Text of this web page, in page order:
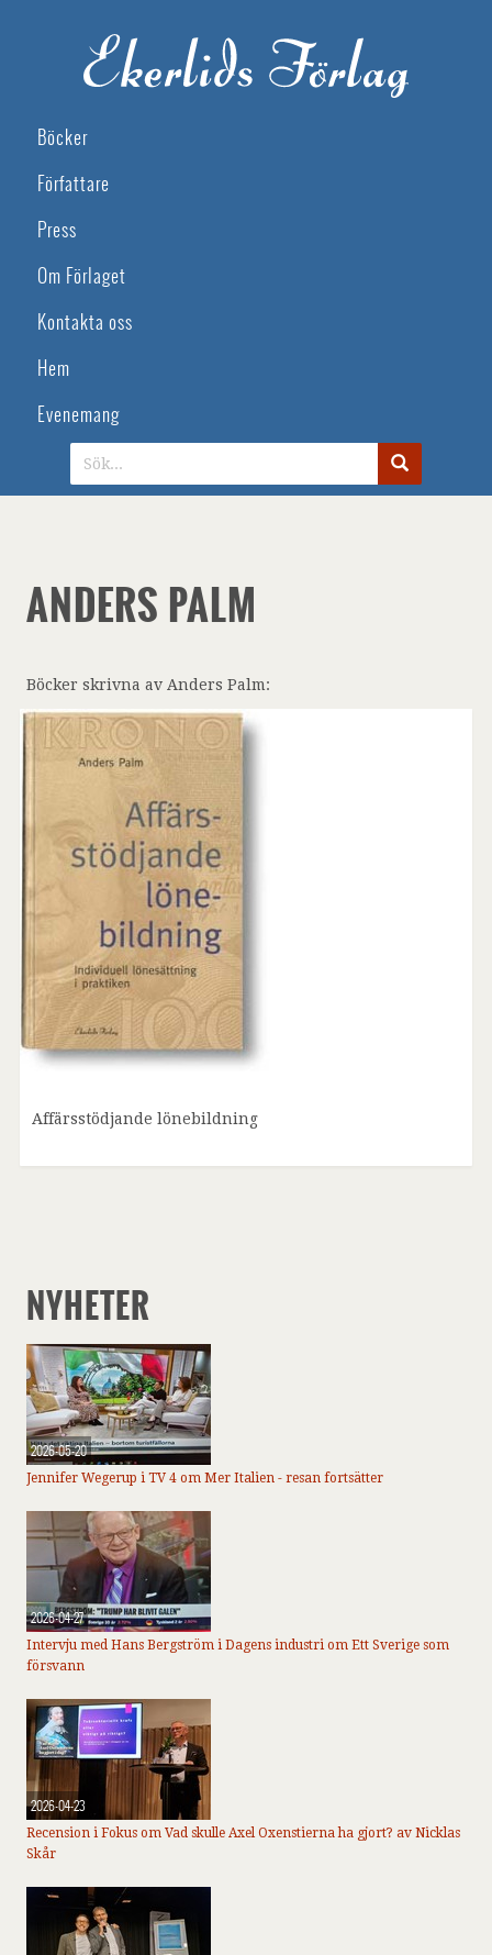
Böcker
Författare
Press
Om Förlaget
Kontakta oss
Hem
Evenemang
ANDERS PALM
Böcker skrivna av Anders Palm:
Affärsstödjande lönebildning
NYHETER
2026-05-20
Jennifer Wegerup i TV 4 om Mer Italien - resan fortsätter
2026-04-27
Intervju med Hans Bergström i Dagens industri om Ett Sverige som
försvann
2026-04-23
Recension i Fokus om Vad skulle Axel Oxenstierna ha gjort? av Nicklas
Skår